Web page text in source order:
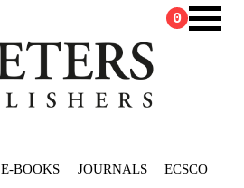
E-BOOKS JOURNALS ECSCO
0